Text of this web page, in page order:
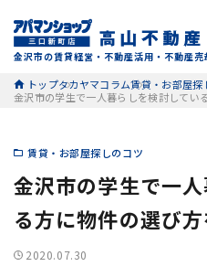
金沢市の賃貸経営・不動産活用・不動産売
トップタカヤマコラム賃貸・お部屋探
金沢市の学生で一人暮らしを検討してい
賃貸・お部屋探しのコツ
金沢市の学生で一
る方に物件の選び
2020.07.30